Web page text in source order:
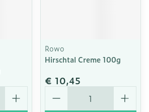
Rowo
Hirschtal Creme 100g
€ 10,45
Aantal